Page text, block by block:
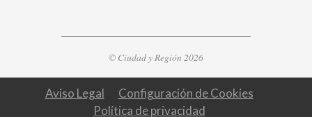
© Ciudad y Región 2026
Aviso Legal
Configuración de Cookies
Política de privacidad